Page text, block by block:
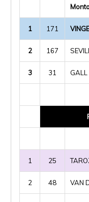
1 171
2 167
3 31
1 25
2 48 VAN